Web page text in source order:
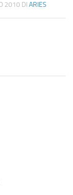
2010 DI ARIES